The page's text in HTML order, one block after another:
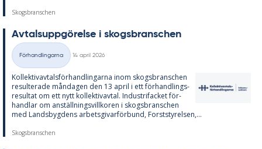
Skogsbranschen
Av­tals­upp­gö­rel­se i skogs­branschen
Kategorier
Förhandlingarna
14 april 2026
Kol­lek­tivav­tals­för­hand­ling­ar­na inom skogs­branschen
re­sul­te­ra­de mån­da­gen den 13 april i ett för­hand­lings­
re­sul­tat om ett nytt kol­lek­tivav­tal. In­du­stri­fac­ket för­
hand­lar om an­ställ­nings­vill­ko­ren i skogs­branschen
med Lands­byg­dens ar­bets­gi­var­för­bund, Forst­sty­rel­sen,...
Skogsbranschen